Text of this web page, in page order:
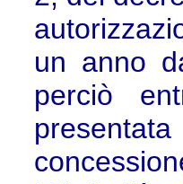
un anno
perciò